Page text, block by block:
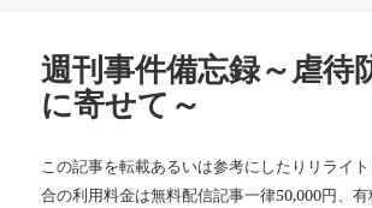
週刊事件備忘録～虐待
に寄せて～
この記事を転載あるいは参考にしたりリライ
合の利用料金は無料配信記事一律50,000円、